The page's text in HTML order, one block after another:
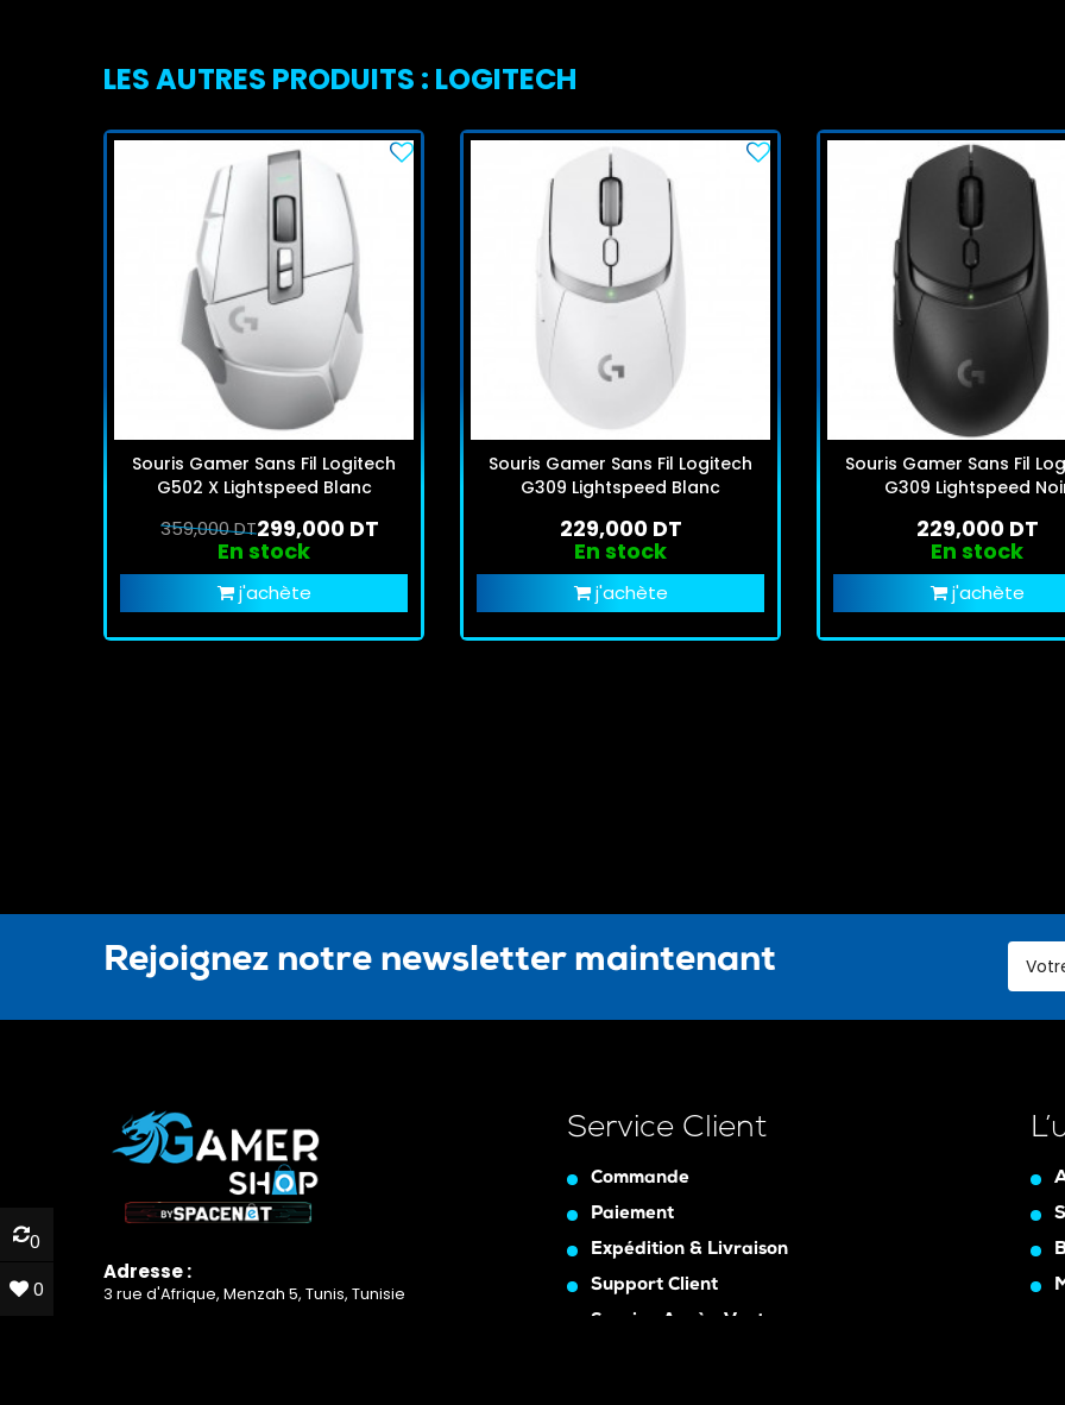
LES AUTRES PRODUITS : LOGITECH
Souris Gamer Sans Fil Logitech
G502 X Lightspeed Blanc
299,000 DT
359,000 DT
En stock
j'achète
Souris Gamer Sans Fil Logitech
G309 Lightspeed Blanc
229,000 DT
En stock
j'achète
Souris Gamer Sans Fil
G309 Lightspeed
229,000 DT
En stock
j'achète
Rejoignez notre newsletter maintenant
Adresse :
3 rue d'Afrique, Menzah 5, Tunis, Tunisie
Service Client
Commande
Paiement
Expédition & Livraison
Support Client
Service Après-Vente
0
0
0
0